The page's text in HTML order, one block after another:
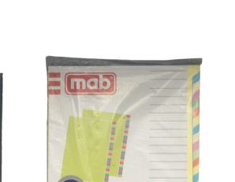
Add to
wishlist